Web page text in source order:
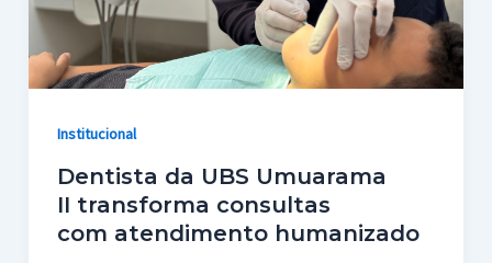
Institucional
Dentista da UBS Umuarama
II transforma consultas
com atendimento humanizado